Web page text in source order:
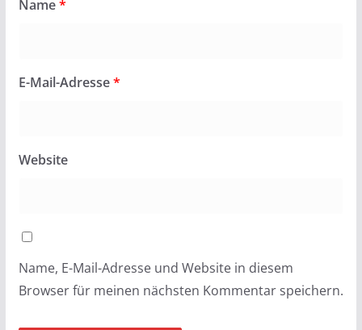
Name*
E-Mail-Adresse*
Website
Name, E-Mail-Adresse und Website in diesem
Browser für meinen nächsten Kommentar speichern.